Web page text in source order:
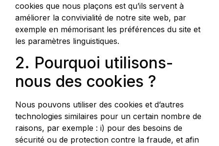
cookies que nous plaçons est qu’ils servent à
améliorer la convivialité de notre site web, par
exemple en mémorisant les préférences du site et
les paramètres linguistiques.
2. Pourquoi utilisons-
nous des cookies ?
Nous pouvons utiliser des cookies et d’autres
technologies similaires pour un certain nombre de
raisons, par exemple : i) pour des besoins de
sécurité ou de protection contre la fraude, et afin